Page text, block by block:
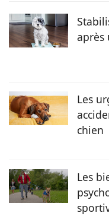
une spécialisation en
après
Les
chien
Les